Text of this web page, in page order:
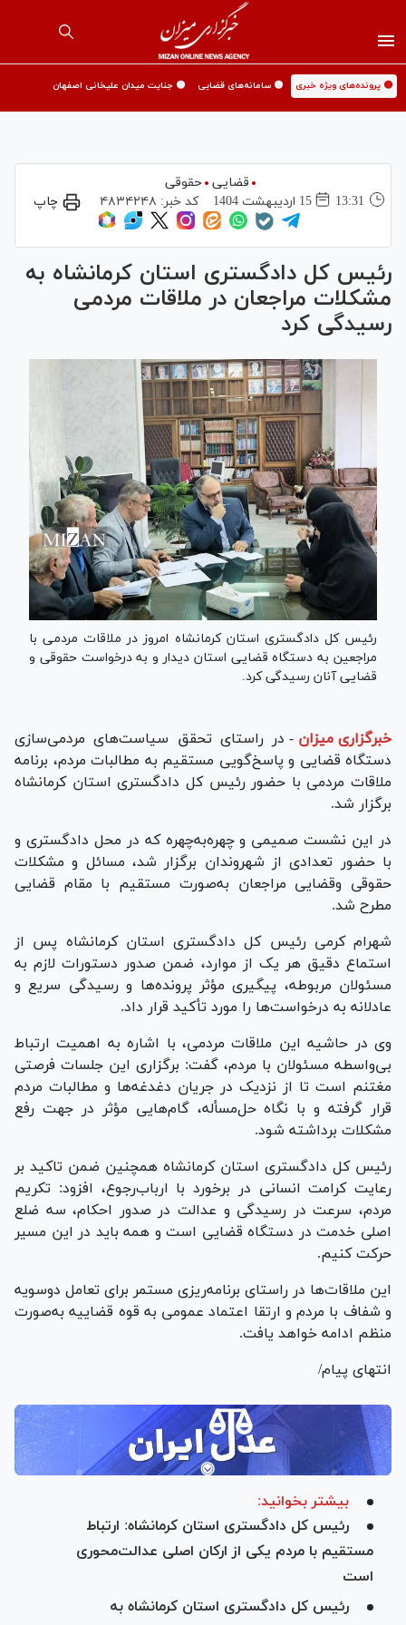
🟡 پرونده‌های ویژه خبری 🟡 سامانه‌های قضایی 🟡 جنایت میدان علیخانی اصفهان
قضایی حقوقی
13:31
15 ارديبهشت 1404 کد خبر: ۴۸۳۴۲۴۸ چاپ
رئیس کل دادگستری استان کرمانشاه به
مشکلات مراجعان در ملاقات مردمی
رسیدگی کرد
رئیس کل دادگستری استان کرمانشاه امروز در ملاقات مردمی با
مراجعین به دستگاه قضایی استان دیدار و به درخواست حقوقی و
قضایی آنان رسیدگی کرد.
خبرگزاری میزان - در راستای تحقق سیاست‌های مردمی‌سازی
دستگاه قضایی و پاسخ‌گویی مستقیم به مطالبات مردم، برنامه
ملاقات مردمی با حضور رئیس کل دادگستری استان کرمانشاه
برگزار شد.
در این نشست صمیمی و چهره‌به‌چهره که در محل دادگستری و
با حضور تعدادی از شهروندان برگزار شد، مسائل و مشکلات
حقوقی وقضایی مراجعان به‌صورت مستقیم با مقام قضایی
مطرح شد.
شهرام کرمی رئیس کل دادگستری استان کرمانشاه پس از
استماع دقیق هر یک از موارد، ضمن صدور دستورات لازم به
مسئولان مربوطه، پیگیری مؤثر پرونده‌ها و رسیدگی سریع و
عادلانه به درخواست‌ها را مورد تأکید قرار داد.
وی در حاشیه این ملاقات مردمی، با اشاره به اهمیت ارتباط
بی‌واسطه مسئولان با مردم، گفت: برگزاری این جلسات فرصتی
مغتنم است تا از نزدیک در جریان دغدغه‌ها و مطالبات مردم
قرار گرفته و با نگاه حل‌مسأله، گام‌هایی مؤثر در جهت رفع
مشکلات برداشته شود.
رئیس کل دادگستری استان کرمانشاه همچنین ضمن تاکید بر
رعایت کرامت انسانی در برخورد با ارباب‌رجوع، افزود: تکریم
مردم، سرعت در رسیدگی و عدالت در صدور احکام، سه ضلع
اصلی خدمت در دستگاه قضایی است و همه باید در این مسیر
حرکت کنیم.
این ملاقات‌ها در راستای برنامه‌ریزی مستمر برای تعامل دوسویه
و شفاف با مردم و ارتقا اعتماد عمومی به قوه قضاییه به‌صورت
منظم ادامه خواهد یافت.
انتهای پیام/
بیشتر بخوانید:
رئیس کل دادگستری استان کرمانشاه: ارتباط
مستقیم با مردم یکی از ارکان اصلی عدالت‌محوری
است
رئیس کل دادگستری استان کرمانشاه به